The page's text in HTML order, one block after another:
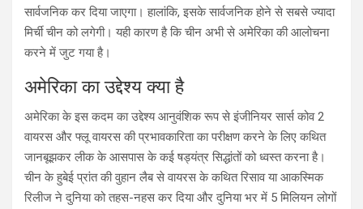
सार्वजनिक कर दिया जाएगा। हालांकि, इसके सार्वजनिक होने से सबसे ज्यादा
मिर्ची चीन को लगेगी। यही कारण है कि चीन अभी से अमेरिका की आलोचना
करने में जुट गया है।
अमेरिका का उद्देश्य क्या है
अमेरिका के इस कदम का उद्देश्य आनुवंशिक रूप से इंजीनियर सार्स कोव 2
वायरस और फ्लू वायरस की प्रभावकारिता का परीक्षण करने के लिए कथित
जानबूझकर लीक के आसपास के कई षड्यंत्र सिद्धांतों को ध्वस्त करना है।
चीन के हुबेई प्रांत की वुहान लैब से वायरस के कथित रिसाव या आकस्मिक
रिलीज ने दुनिया को तहस-नहस कर दिया और दुनिया भर में 5 मिलियन लोगों